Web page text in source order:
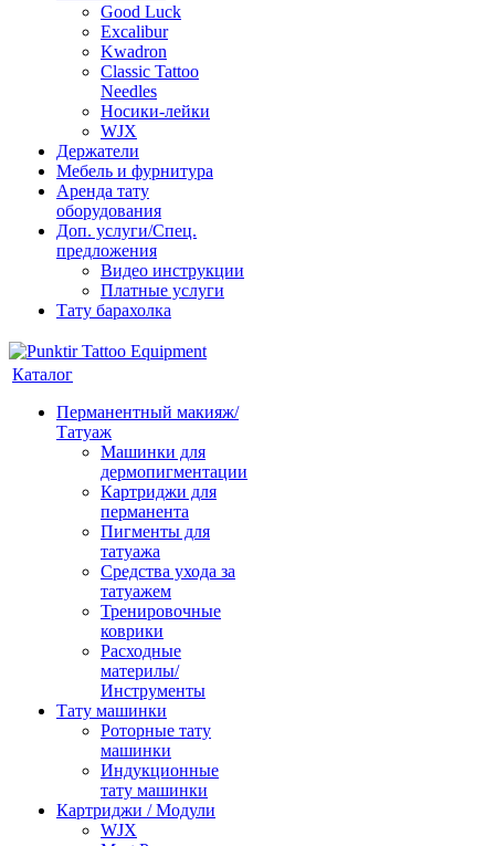
Good Luck
Excalibur
Kwadron
Classic Tattoo
Needles
Носики-лейки
WJX
Держатели
Мебель и фурнитура
Аренда тату
оборудования
Доп. услуги/Спец.
предложения
Видео инструкции
Платные услуги
Тату барахолка
Каталог
Перманентный макияж/
Татуаж
Машинки для
дермопигментации
Картриджи для
перманента
Пигменты для
татуажа
Средства ухода за
татуажем
Тренировочные
коврики
Расходные
материлы/
Инструменты
Тату машинки
Роторные тату
машинки
Индукционные
тату машинки
Картриджи / Модули
WJX